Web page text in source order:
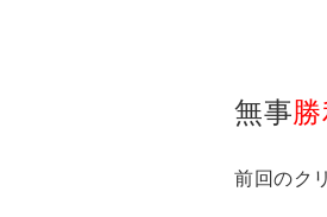
無事勝
前回のク